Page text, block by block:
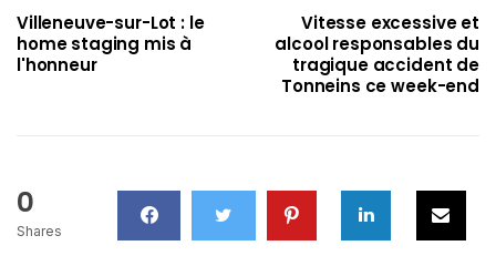
Villeneuve-sur-Lot : le
home staging mis à
l'honneur
Vitesse excessive et
alcool responsables du
tragique accident de
Tonneins ce week-end
0
Shares